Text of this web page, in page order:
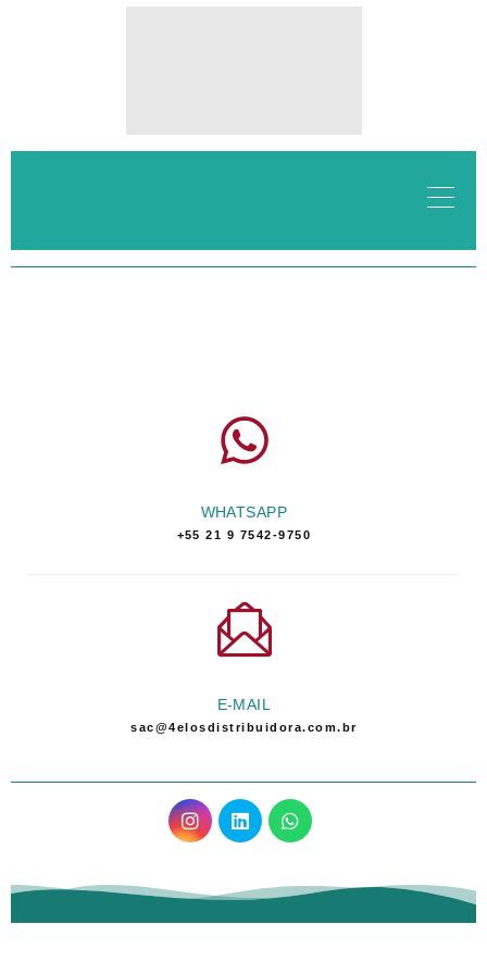
WHATSAPP
+55 21 9 7542-9750
E-MAIL
sac@4elosdistribuidora.com.br